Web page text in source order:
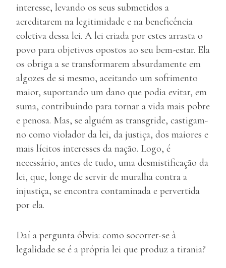
interesse, levando os seus submetidos a
acreditarem na legitimidade e na beneficência
coletiva dessa lei. A lei criada por estes arrasta o
povo para objetivos opostos ao seu bem-estar. Ela
os obriga a se transformarem absurdamente em
algozes de si mesmo, aceitando um sofrimento
maior, suportando um dano que podia evitar, em
suma, contribuindo para tornar a vida mais pobre
e penosa. Mas, se alguém as transgride, castigam-
no como violador da lei, da justiça, dos maiores e
mais lícitos interesses da nação. Logo, é
necessário, antes de tudo, uma desmistificação da
lei, que, longe de servir de muralha contra a
injustiça, se encontra contaminada e pervertida
por ela.
Daí a pergunta óbvia: como socorrer-se à
legalidade se é a própria lei que produz a tirania?